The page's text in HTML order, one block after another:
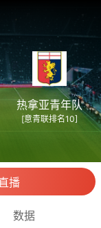
热拿亚青年队
[意青联排名10]
播
数据